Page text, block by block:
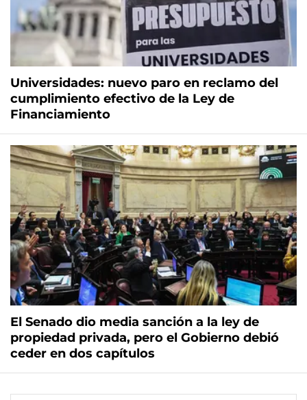
Universidades: nuevo paro en reclamo del
cumplimiento efectivo de la Ley de
Financiamiento
El Senado dio media sanción a la ley de
propiedad privada, pero el Gobierno debió
ceder en dos capítulos